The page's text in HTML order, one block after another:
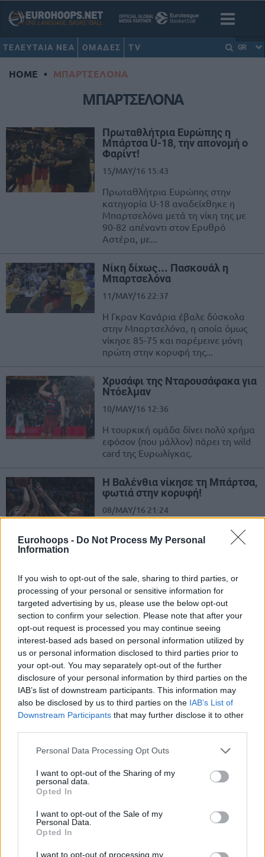
Eurohoops - Do Not Process My Personal
Information
If you wish to opt-out of the sale, sharing to third parties, or
processing of your personal or sensitive information for
targeted advertising by us, please use the below opt-out
section to confirm your selection. Please note that after your
opt-out request is processed you may continue seeing
interest-based ads based on personal information utilized by
us or personal information disclosed to third parties prior to
your opt-out. You may separately opt-out of the further
disclosure of your personal information by third parties on the
IAB’s list of downstream participants. This information may
also be disclosed by us to third parties on the IAB’s List of
Downstream Participants that may further disclose it to other
Please note that this website/app uses one or more Google
not limited to your visit or usage behaviour. You may click to
grant or deny consent to Google and its third-party tags to
use your data for below specified purposes in below Google
consent section.
Personal Data Processing Opt Outs
I want to opt-out of the Sharing of my
personal data.
Opted In
I want to opt-out of the Sale of my
Personal Data.
Opted In
I want to opt-out of processing my
ΤΕΛΕΥΤΑΙΑ ΝΕΑ ΟΜΑΔΕΣ TV GR
HOME • ΜΠΑΡΤΣΕΛΟΝΑ
ΜΠΑΡΤΣΕΛΟΝΑ
Πρωταθλήτρια Ευρώπης η
Μπάρτσα U-18, την απονομή ο
Φαρίντ!
15/MAY/16 15:43
Πρωταθλήτρια Ευρώπης στην
κατηγορία U-18 αναδείχθηκε η
Μπαρτσελόνα μετά τη νίκη της με
90-82 απέναντι στον Ερυθρό
Αστέρα, με...
Νίκη δίχως… Πασκουάλ η
Μπαρτσελόνα
11/MAY/16 22:37
Η Γκραν Κανάρια έβαλε δύσκολα
στην Μπαρτσελόνα, η οποία όμως
νίκησε 85-75 και παρέμεινε μόνη
πρώτη στην κορυφή της...
Χρυσάφι της Νταρουσάφακα για
Ντόελμαν
10/MAY/16 12:36
Η τουρκική ομάδα δίνει πολύ χρήμα
εφόσον (που μάλλον) πάρει τη wild
card της Ευρωλίγκας.
Η Βαλένθια νίκησε τη Μπάρτσα,
φωτιά στην κορυφή!
08/MAY/16 21:24
Φωτιά στην κορυφή του ισπανικού
πρωταθλήματος έβαλε η Βαλένθια
Μπαρτσελόνα...
Οι Ουίζαρντς πληρώνουν το
μπάι άουτ του Σατοράνσκι,
Μπάρτσα για Ντιλέινι
06/MAY/16 14:06
Όταν ο Τόμας Σατοράνσκι
υπέγραψε ένα νέο τετραετές
συμβόλαιο με την Μπαρτσελόνα,
όλοι πίστεψαν ότι ξεχνά το ΝΒΑ
για...
Άνταμς η Μπάρτσα!
04/MAY/16 16:53
στόχους του Κυπέλλου και της
Ευρωλίγκας, το ενδιαφέρον